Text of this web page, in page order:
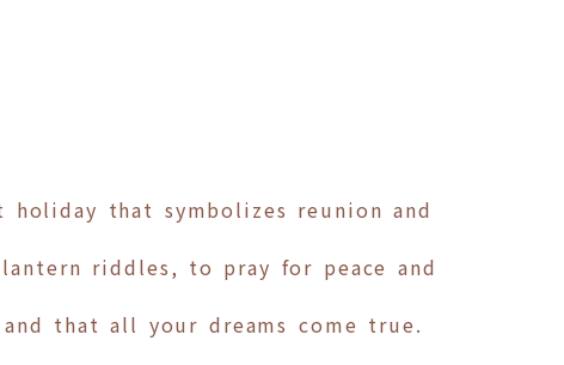
that symbolizes reunion and
riddles, to pray for peace and
that all your dreams come true.